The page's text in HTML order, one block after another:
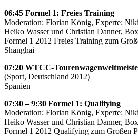
06:45 Formel 1: Freies Training
Moderation: Florian König, Experte:
Heiko Wasser und Christian Danner,
Formel 1 2012 Freies Training zum
Shanghai
07:20 WTCC-
(Sport, Deutschland 2012)
Spanien
07:30 – 9:30 Formel 1: Qualifying
Moderation: Florian König, Experte:
Heiko Wasser und Christian Danner,
Formel 1 2012 Qualifying zum Großen